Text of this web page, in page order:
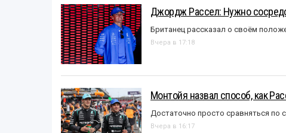
Джордж Рассел: Нужно
Британец рассказал о своём
Вчера в 17:18
Монтойя назвал способ, как
Достаточно просто сравняться по
Вчера в 16:17